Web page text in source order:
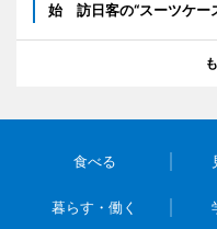
始 訪日客の“スーツケー
食べる
暮らす・働く